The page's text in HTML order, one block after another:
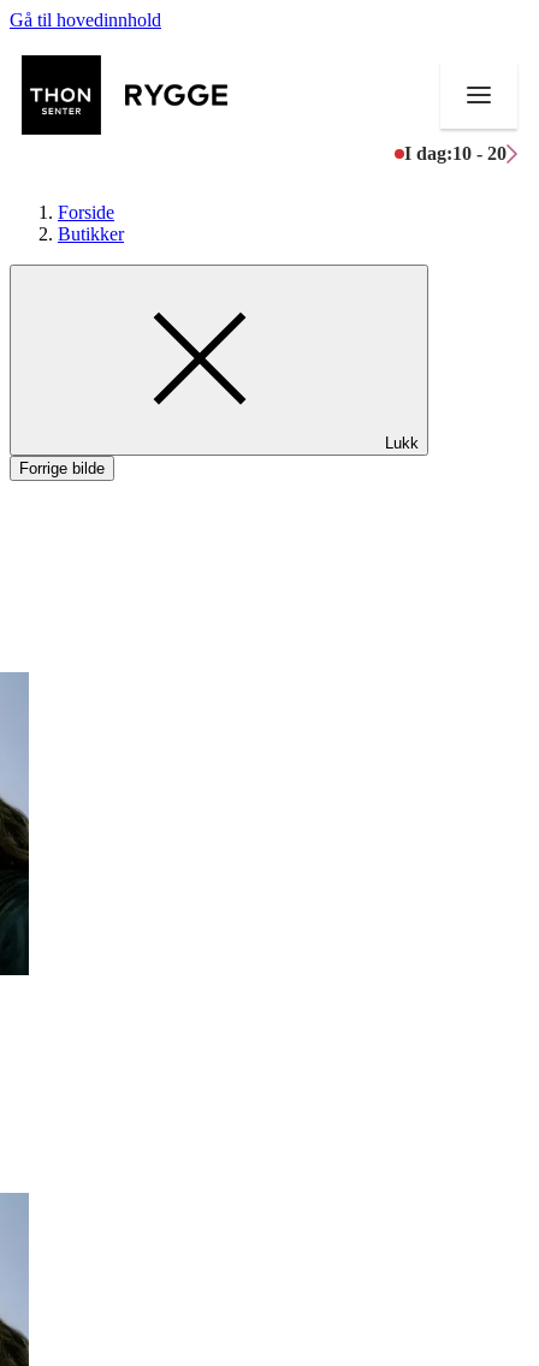
Gå til hovedinnhold
I dag:10 - 20
Mat og drikke
Tilbud
Forside
Butikker
Lukk
Forrige bilde